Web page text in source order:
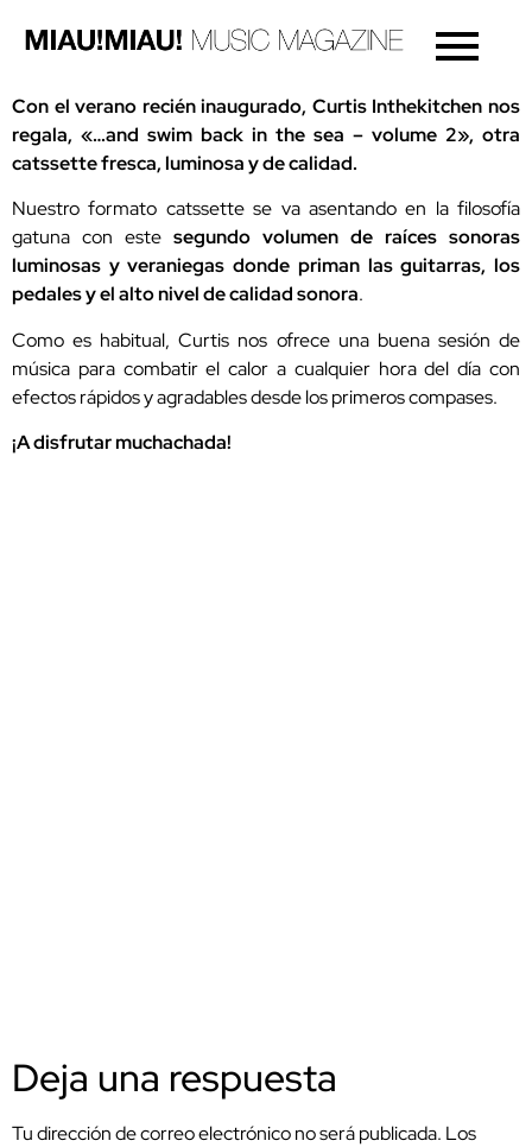
Con el verano recién inaugurado, Curtis Inthekitchen nos
regala, «…and swim back in the sea – volume 2», otra
catssette fresca, luminosa y de calidad.
Nuestro formato catssette se va asentando en la filosofía
gatuna con este segundo volumen de raíces sonoras
luminosas y veraniegas donde priman las guitarras, los
pedales y el alto nivel de calidad sonora.
Como es habitual, Curtis nos ofrece una buena sesión de
música para combatir el calor a cualquier hora del día con
efectos rápidos y agradables desde los primeros compases.
¡A disfrutar muchachada!
Deja una respuesta
Tu dirección de correo electrónico no será publicada. Los